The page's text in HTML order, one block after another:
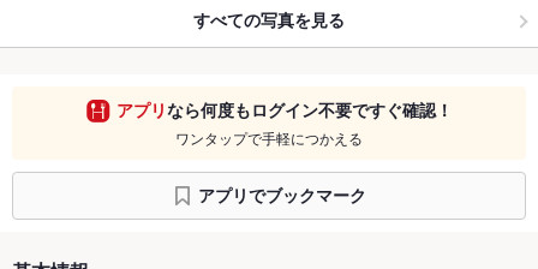
すべての写真を見る
アプリなら何度もログイン不要ですぐ確認！
ワンタップで手軽につかえる
アプリでブックマーク